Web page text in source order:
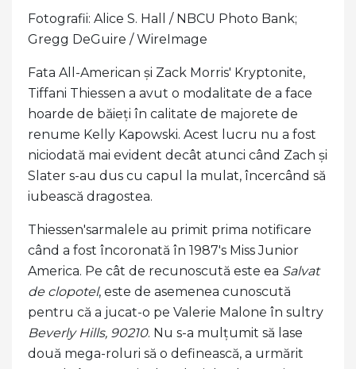
Fotografii: Alice S. Hall / NBCU Photo Bank;
Gregg DeGuire / WireImage
Fata All-American și Zack Morris' Kryptonite,
Tiffani Thiessen a avut o modalitate de a face
hoarde de băieți în calitate de majorete de
renume Kelly Kapowski. Acest lucru nu a fost
niciodată mai evident decât atunci când Zach și
Slater s-au dus cu capul la mulat, încercând să
iubească dragostea.
Thiessen'sarmalele au primit prima notificare
când a fost încoronată în 1987's Miss Junior
America. Pe cât de recunoscută este ea Salvat
de clopotel, este de asemenea cunoscută
pentru că a jucat-o pe Valerie Malone în sultry
Beverly Hills, 90210. Nu s-a mulțumit să lase
două mega-roluri să o definească, a urmărit